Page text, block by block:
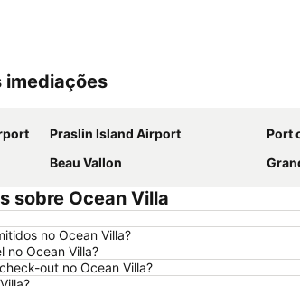
imediações
Praslin Island Airport Port
Beau Vallon
sobre Ocean Villa
no Ocean Villa?
no Ocean Villa?
out no Ocean Villa?